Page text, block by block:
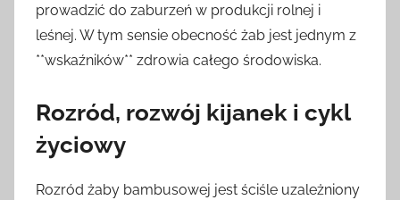
prowadzić do zaburzeń w produkcji rolnej i
leśnej. W tym sensie obecność żab jest jednym z
**wskaźników** zdrowia całego środowiska.
Rozród, rozwój kijanek i cykl
życiowy
Rozród żaby bambusowej jest ściśle uzależniony